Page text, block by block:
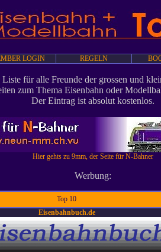
LOGIN REGELN
für alle Freunde der grossen und
zum Thema Eisenbahn oder
Der Eintrag ist absolut kostenlos.
Hier gehts zu 9mm, der Seite für N-Bahner
Werbung:
Top 10
Eisenbahnbuch.de